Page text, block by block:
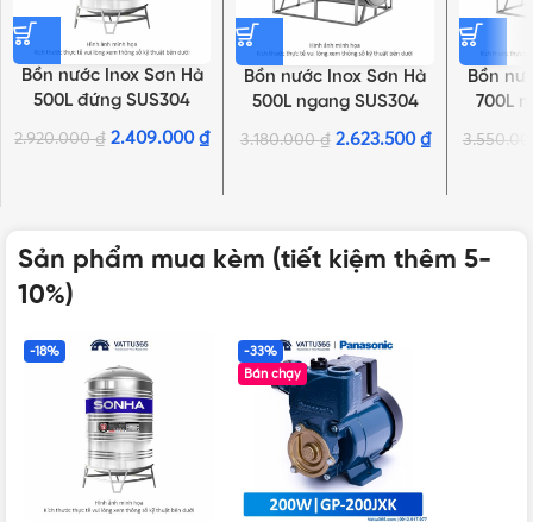
Bồn nước Inox Sơn Hà
500L đứng SUS304
2.920.000₫ 2.409.000₫
Bồn nước Inox Sơn Hà
500L ngang SUS304
3.180.000₫ 2.623.500 ₫
Bồn
700L
Sản phẩm mua kèm (tiết kiệm thêm 5-
10%)
-18%
-33%
Bán chạy